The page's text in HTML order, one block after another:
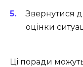
Звернутися
оцінки
Ці поради